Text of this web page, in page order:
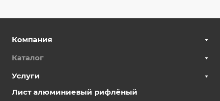
Компания
Каталог
Услуги
Лист алюминиевый рифлёный